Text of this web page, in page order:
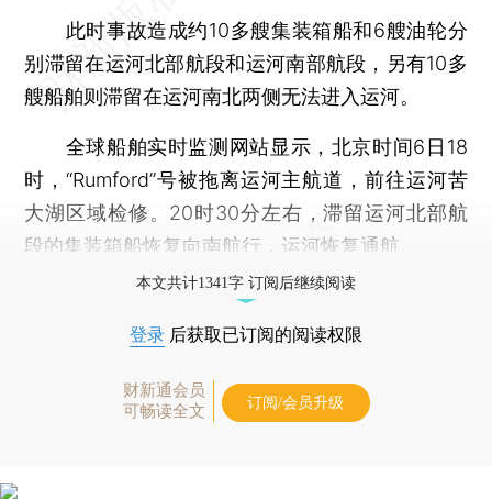
此时事故造成约10多艘集装箱船和6艘油轮分
别滞留在运河北部航段和运河南部航段，另有10多
艘船舶则滞留在运河南北两侧无法进入运河。
全球船舶实时监测网站显示，北京时间6日18
时，“Rumford”号被拖离运河主航道，前往运河苦
大湖区域检修。20时30分左右，滞留运河北部航
段的集装箱船恢复向南航行，运河恢复通航。
本文共计1341字 订阅后继续阅读
登录 后获取已订阅的阅读权限
财新通会员
可畅读全文
订阅/会员升级